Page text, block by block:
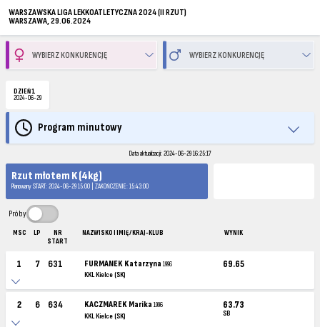
WARSZAWSKA LIGA LEKKOATLETYCZNA 2024 (II RZUT)
WARSZAWA, 29.06.2024
DZIEŃ 1
2024-06-29
Program minutowy
Data aktualizacji: 2024-06-29 16:25:17
Rzut młotem K (4kg)
Planowany START: 2024-06-29 15:00 | ZAKOŃCZENIE: 15:43:00
Próby
MSC LP
NR
START
NAZWISKO I IMIĘ / KRAJ-KLUB WYNIK
1 7 631 FURMANEK Katarzyna1996
KKL Kielce (SK)
69.65
2 6 634 KACZMAREK Marika1996
KKL Kielce (SK)
63.73
SB